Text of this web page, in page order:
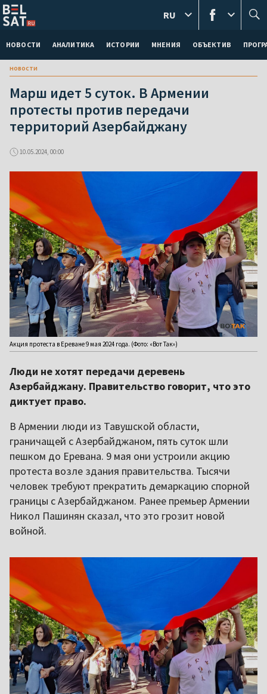
НОВОСТИ АНАЛИТИКА ИСТОРИИ МНЕНИЯ ОБЪЕКТИВ
RU
новости
Марш идет 5 суток. В Армении
протесты против передачи
территорий Азербайджану
10.05.2024, 00:00
Акция протеста в Ереване 9 мая 2024 года. (Фото: «Вот Так»)
Люди не хотят передачи деревень
Азербайджану. Правительство говорит, что это
диктует право.
В Армении люди из Тавушской области,
граничащей с Азербайджаном, пять суток шли
пешком до Еревана. 9 мая они устроили акцию
протеста возле здания правительства. Тысячи
человек требуют прекратить демаркацию спорной
границы с Азербайджаном. Ранее премьер Армении
Никол Пашинян сказал, что это грозит новой
войной.